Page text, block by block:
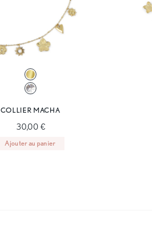
COLLIER MACHA
30,00 €
Ajouter au panier